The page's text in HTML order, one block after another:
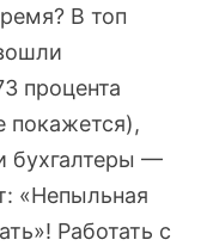
В топ
процента
покажется),
бухгалтеры —
«Непыльная
Работать с